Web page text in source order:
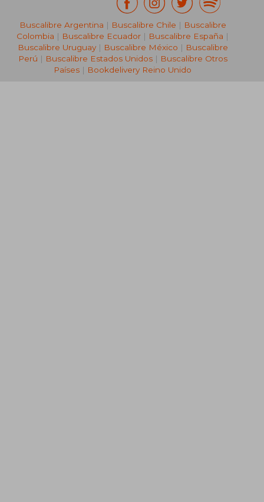
Buscalibre Argentina | Buscalibre Chile | Buscalibre
Colombia | Buscalibre Ecuador | Buscalibre España |
Buscalibre Uruguay| Buscalibre México | Buscalibre
Perú | Buscalibre Estados Unidos| Buscalibre Otros
Países | Bookdelivery Reino Unido